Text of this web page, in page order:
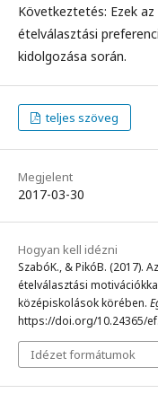
Következtetés: Ezek
ételválasztási
kidolgozása során.
teljes szöveg
Megjelent
2017-03-30
Hogyan kell idézni
SzabóK., & PikóB. (2017).
ételválasztási
középiskolások körében.
https://doi.org/10.24365/
Idézet formátumok